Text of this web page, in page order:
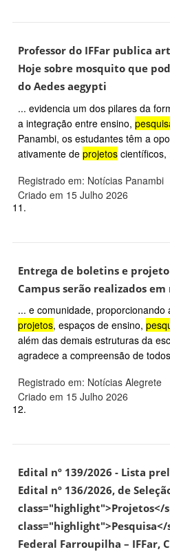
Professor do IFFar publica
Hoje sobre mosquito que
do Aedes aegypti
... evidencia um dos pilares da
a integração entre ensino,
Panambi, os estudantes têm a
ativamente de projetos científicos,
Registrado em: Notícias Panambi
Criado em 15 Julho 2026
11.
Entrega de boletins e
Campus serão realizados
... e comunidade, proporcionando
projetos, espaços de ensino,
além das demais estruturas da
agradece a compreensão de
Registrado em: Notícias Alegrete
Criado em 15 Julho 2026
12.
Edital nº 139/2026 - Lista
Edital nº 136/2026, de
class="highlight">Projetos</
Federal Farroupilha – IFFar,